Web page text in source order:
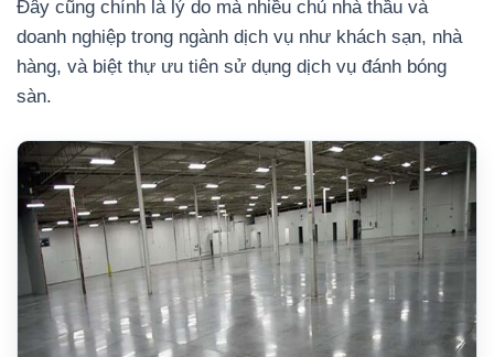
Đây cũng chính là lý do mà nhiều chủ nhà thầu và
doanh nghiệp trong ngành dịch vụ như khách sạn, nhà
hàng, và biệt thự ưu tiên sử dụng dịch vụ đánh bóng
sàn.